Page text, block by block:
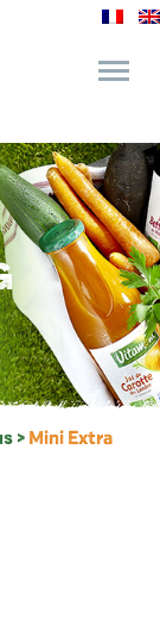
> Mini Extra